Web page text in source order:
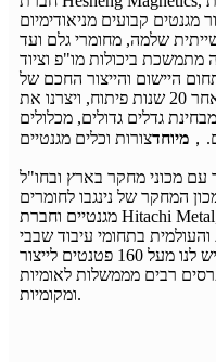
מגנטים קבועים מניאודימיום
שלמה, מחומרי גלם ועד
ביכולות מו"פ וציוד
היישום והייצור החכם של
מגנטים קבועים מניאודימיום לאחר 20 שנות פיתוח, ויצרנו את
גדלים גדולים, מכלולים
， מיוחד
עם מכוני מחקר בארץ ובחו"ל
המחקר של נינגבו לחומרים
מגנטיים וחברת Hitachi Metal, מה שאפשר לנו לשמור באופן עקבי
בתחומי עיבוד שבבי
מדויק, יישומי מגנט קבוע וייצור חכם. יש לנו מעל 160 פטנטים לייצור
רבים מממשלות לאומיות
ומקומיות.